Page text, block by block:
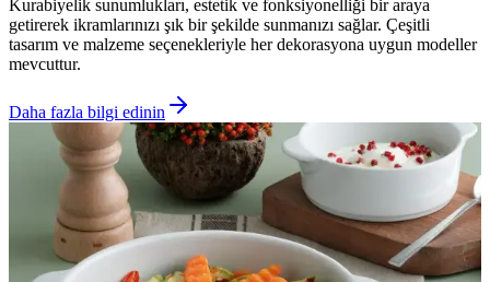
Kurabiyelik sunumlukları, estetik ve fonksiyonelliği bir araya
getirerek ikramlarınızı şık bir şekilde sunmanızı sağlar. Çeşitli
tasarım ve malzeme seçenekleriyle her dekorasyona uygun modeller
mevcuttur.
Daha fazla bilgi edinin